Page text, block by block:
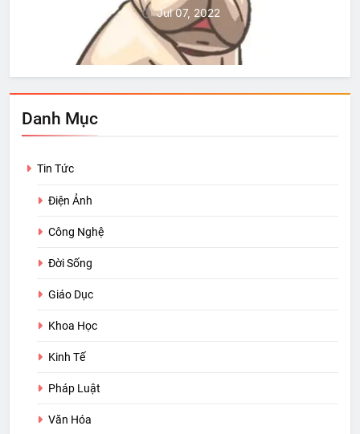
Jul 07, 2022
Danh Mục
Tin Tức
Điện Ảnh
Công Nghệ
Đời Sống
Giáo Dục
Khoa Học
Kinh Tế
Pháp Luật
Văn Hóa